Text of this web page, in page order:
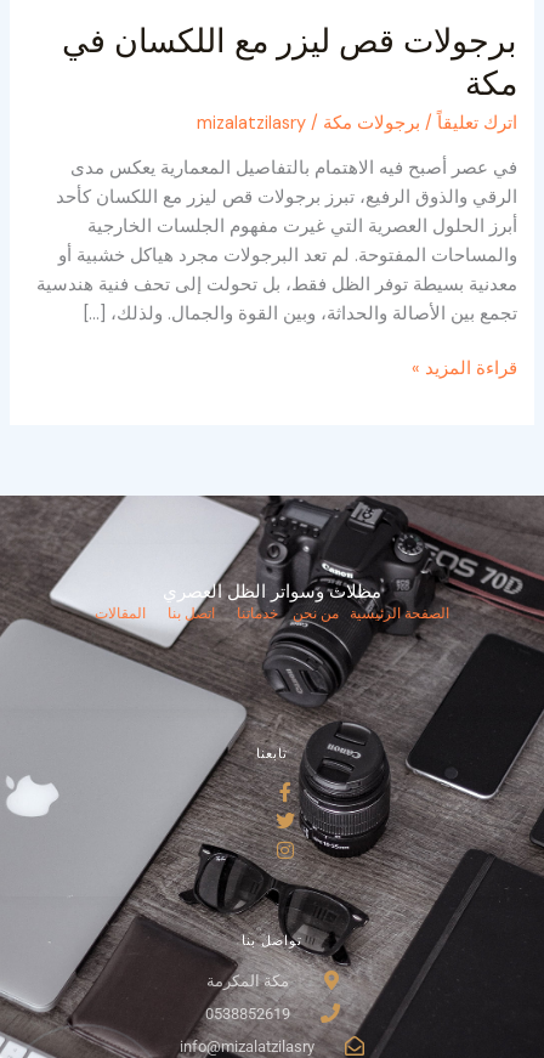
برجولات قص ليزر مع اللكسان في
مكة
اترك تعليقاً / برجولات مكة /
mizalatzilasry
في عصر أصبح فيه الاهتمام بالتفاصيل المعمارية يعكس مدى
الرقي والذوق الرفيع، تبرز برجولات قص ليزر مع اللكسان كأحد
أبرز الحلول العصرية التي غيرت مفهوم الجلسات الخارجية
والمساحات المفتوحة. لم تعد البرجولات مجرد هياكل خشبية أو
معدنية بسيطة توفر الظل فقط، بل تحولت إلى تحف فنية هندسية
تجمع بين الأصالة والحداثة، وبين القوة والجمال. ولذلك، […]
قراءة المزيد »
تواصل بنا
مكة المكرمة
0538852619
info@mizalatzilasry
تابعنا
مظلات وسواتر الظل العصري
الصفحة الرئيسية من نحن خدماتنا اتصل بنا المقالات